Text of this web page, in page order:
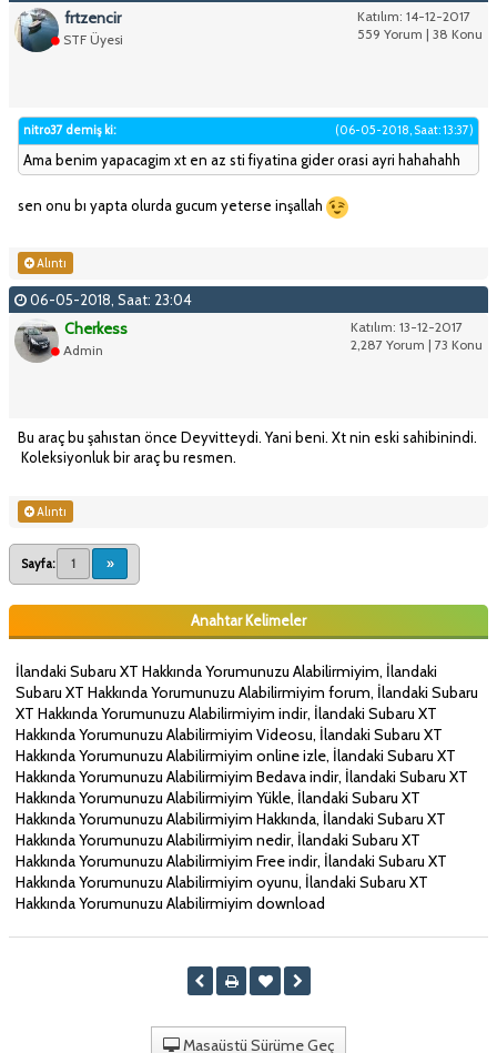
Katılım: 14-12-2017
559 Yorum | 38 Konu
frtzencir
STF Üyesi
(06-05-2018, Saat: 13:37)
nitro37 demiş ki:
Ama benim yapacagim xt en az sti fiyatina gider orasi ayri hahahahh
sen onu bı yapta olurda gucum yeterse inşallah
Alıntı
06-05-2018, Saat: 23:04
Katılım: 13-12-2017
2,287 Yorum | 73 Konu
Cherkess
Admin
Bu araç bu şahıstan önce Deyvitteydi. Yani beni. Xt nin eski sahibinindi.
Koleksiyonluk bir araç bu resmen.
Alıntı
Sayfa: 1 »
Anahtar Kelimeler
İlandaki Subaru XT Hakkında Yorumunuzu Alabilirmiyim, İlandaki
Subaru XT Hakkında Yorumunuzu Alabilirmiyim forum, İlandaki Subaru
XT Hakkında Yorumunuzu Alabilirmiyim indir, İlandaki Subaru XT
Hakkında Yorumunuzu Alabilirmiyim Videosu, İlandaki Subaru XT
Hakkında Yorumunuzu Alabilirmiyim online izle, İlandaki Subaru XT
Hakkında Yorumunuzu Alabilirmiyim Bedava indir, İlandaki Subaru XT
Hakkında Yorumunuzu Alabilirmiyim Yükle, İlandaki Subaru XT
Hakkında Yorumunuzu Alabilirmiyim Hakkında, İlandaki Subaru XT
Hakkında Yorumunuzu Alabilirmiyim nedir, İlandaki Subaru XT
Hakkında Yorumunuzu Alabilirmiyim Free indir, İlandaki Subaru XT
Hakkında Yorumunuzu Alabilirmiyim oyunu, İlandaki Subaru XT
Hakkında Yorumunuzu Alabilirmiyim download
Masaüstü Sürüme Geç